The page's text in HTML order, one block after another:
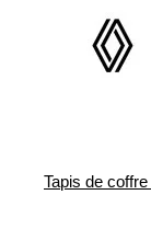
Tapis de coffre